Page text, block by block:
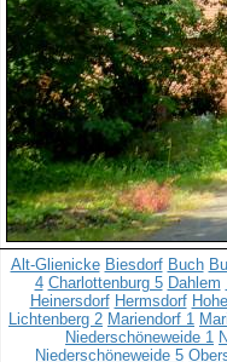
Alt-Glienicke Biesdorf Buch
4 Charlottenburg 5 Dahlem
Heinersdorf Hermsdorf
Lichtenberg 2 Mariendorf 1
Niederschöneweide 1
Niederschöneweide 5